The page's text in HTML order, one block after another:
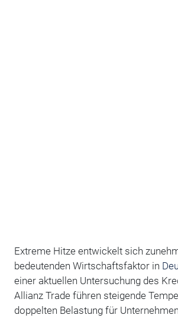
Extreme Hitze entwickelt sich
bedeutenden Wirtschaftsfaktor in
einer aktuellen Untersuchung des
Allianz Trade führen steigende
doppelten Belastung für